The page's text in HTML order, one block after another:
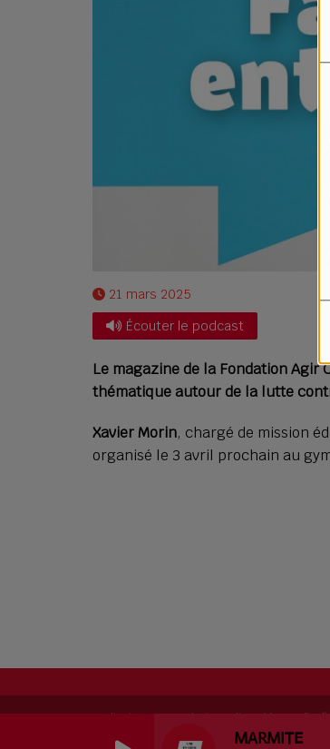
MARMITE
21 mars 2025
Écouter le podcast
Le magazine de la Fondation Agir
thématique autour de la lutte
Xavier Morin, chargé de mission
organisé le 3 avril prochain au
RadioKing © 2026 | Site radio créé avec